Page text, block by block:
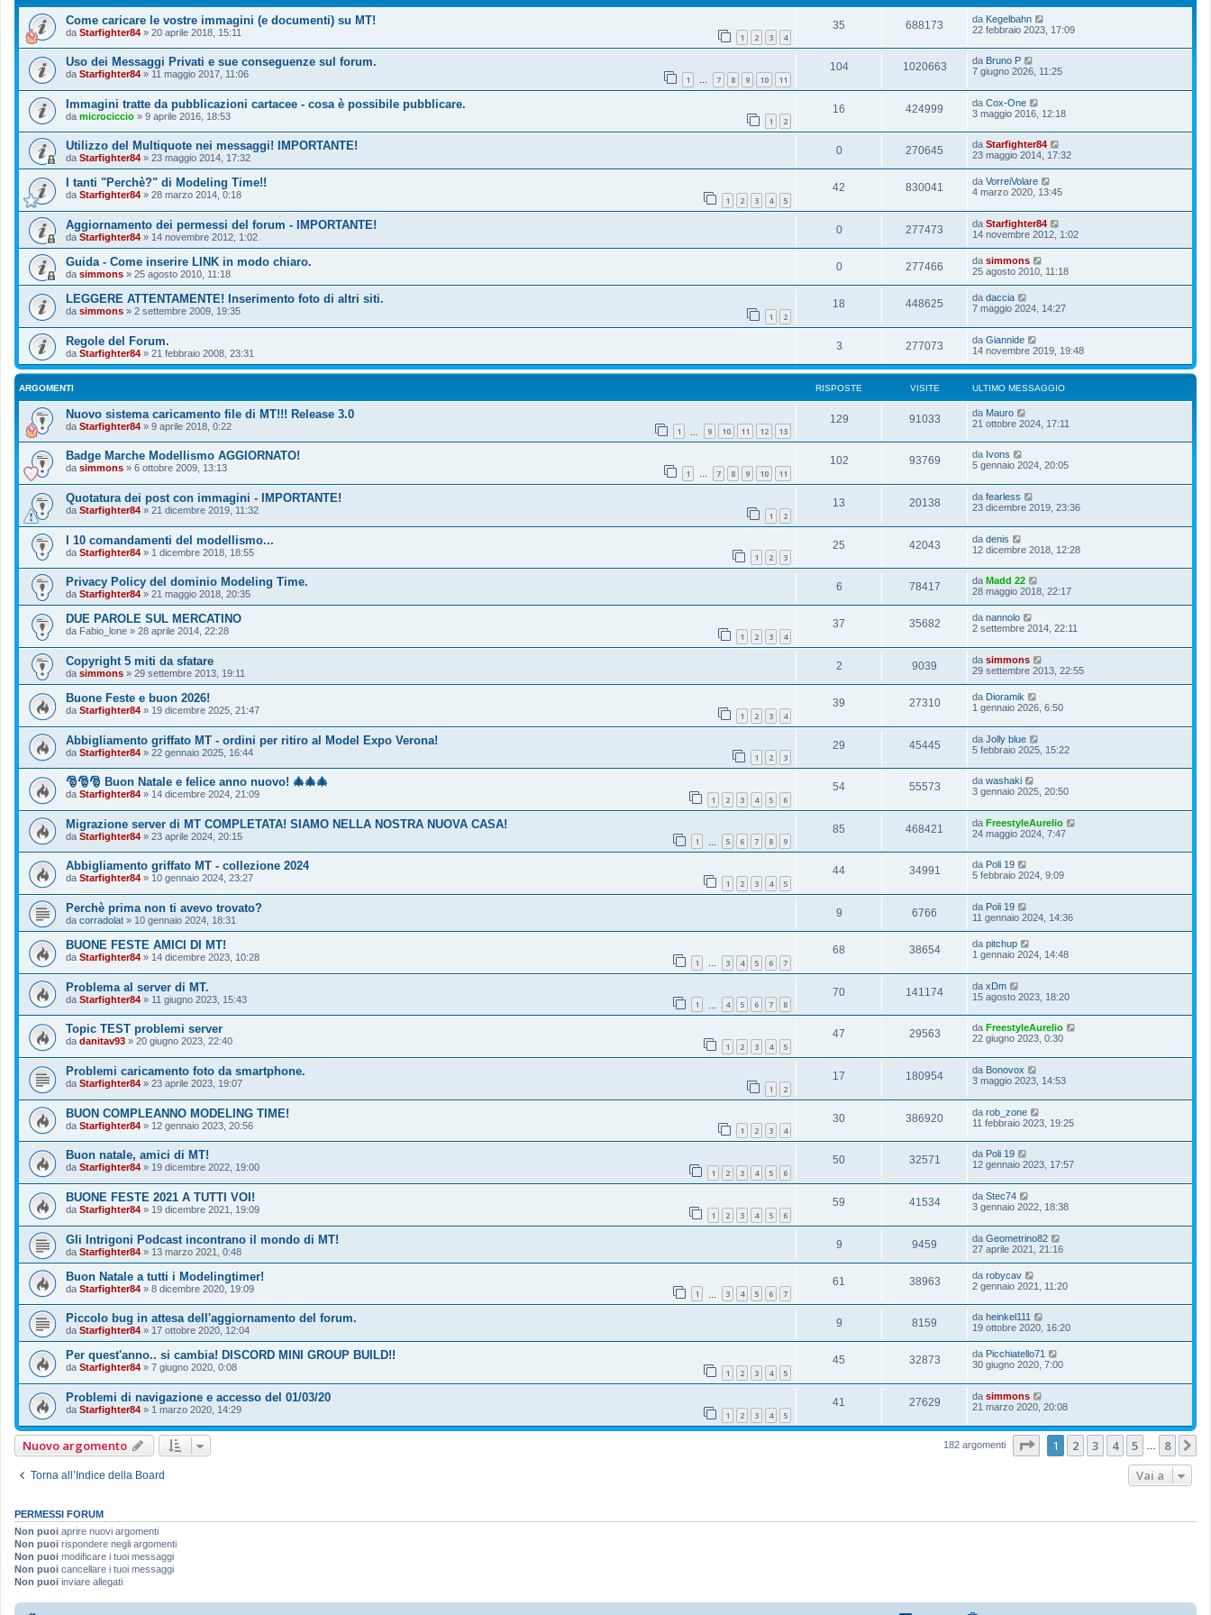
Come caricare le vostre immagini (e documenti) su MT!
da Starfighter84 » 20 aprile 2018, 15:11 1 2 3 4
35 688173 da Kegelbahn
22 febbraio 2023, 17:09
Uso dei Messaggi Privati e sue conseguenze sul forum.
da Starfighter84 » 11 maggio 2017, 11:06 1 … 7 8 9 10 11
104 1020663 da Bruno P
7 giugno 2026, 11:25
Immagini tratte da pubblicazioni cartacee - cosa è possibile pubblicare.
da microciccio » 9 aprile 2016, 18:53 1 2
16 424999 da Cox-One
3 maggio 2016, 12:18
Utilizzo del Multiquote nei messaggi! IMPORTANTE!
da Starfighter84 » 23 maggio 2014, 17:32
0 270645 da Starfighter84
23 maggio 2014, 17:32
I tanti "Perchè?" di Modeling Time!!
da Starfighter84 » 28 marzo 2014, 0:18 1 2 3 4 5
42 830041 da VorreiVolare
4 marzo 2020, 13:45
Aggiornamento dei permessi del forum - IMPORTANTE!
da Starfighter84 » 14 novembre 2012, 1:02
0 277473 da Starfighter84
14 novembre 2012, 1:02
Guida - Come inserire LINK in modo chiaro.
da simmons » 25 agosto 2010, 11:18
0 277466 da simmons
25 agosto 2010, 11:18
LEGGERE ATTENTAMENTE! Inserimento foto di altri siti.
da simmons » 2 settembre 2009, 19:35 1 2
18 448625 da daccia
7 maggio 2024, 14:27
Regole del Forum.
da Starfighter84 » 21 febbraio 2008, 23:31
3 277073 da Giannide
14 novembre 2019, 19:48
ARGOMENTI RISPOSTE VISITE ULTIMO MESSAGGIO
Nuovo sistema caricamento file di MT!!! Release 3.0
da Starfighter84 » 9 aprile 2018, 0:22 1 9 10 11 12 13
129 91033 da Mauro
21 ottobre 2024, 17:11
Badge Marche Modellismo AGGIORNATO!
da simmons » 6 ottobre 2009, 13:13 1 … 7 8 9 10 11
102 93769 da Ivons
5 gennaio 2024, 20:05
Quotatura dei post con immagini - IMPORTANTE!
da Starfighter84 » 21 dicembre 2019, 11:32 1 2
13 20138 da fearless
23 dicembre 2019, 23:36
I 10 comandamenti del modellismo...
da Starfighter84 » 1 dicembre 2018, 18:55 1 2 3
25 42043 da denis
12 dicembre 2018, 12:28
Privacy Policy del dominio Modeling Time.
da Starfighter84 » 21 maggio 2018, 20:35
6 78417 da Madd 22
28 maggio 2018, 22:17
DUE PAROLE SUL MERCATINO
da Fabio_lone » 28 aprile 2014, 22:28 1 2 3 4
37 35682 da nannolo
2 settembre 2014, 22:11
Copyright 5 miti da sfatare
da simmons » 29 settembre 2013, 19:11
2 9039 da simmons
29 settembre 2013, 22:55
Buone Feste e buon 2026!
da Starfighter84 » 19 dicembre 2025, 21:47 1 2 3 4
39 27310 da Dioramik
1 gennaio 2026, 6:50
Abbigliamento griffato MT - ordini per ritiro al Model Expo Verona!
da Starfighter84 » 22 gennaio 2025, 16:44 1 2 3
29 45445 da Jolly blue
5 febbraio 2025, 15:22
🎅🎅🎅 Buon Natale e felice anno nuovo! 🎄🎄🎄
da Starfighter84 » 14 dicembre 2024, 21:09 1 2 3 4 5 6
54 55573 da washaki
3 gennaio 2025, 20:50
Migrazione server di MT COMPLETATA! SIAMO NELLA NOSTRA NUOVA CASA!
da Starfighter84 » 23 aprile 2024, 20:15 1 5 6 7 8 9
85 468421 da FreestyleAurelio
24 maggio 2024, 7:47
Abbigliamento griffato MT - collezione 2024
da Starfighter84 » 10 gennaio 2024, 23:27 1 2 3 4 5
44 34991 da Poli 19
5 febbraio 2024, 9:09
Perchè prima non ti avevo trovato?
da corradolat » 10 gennaio 2024, 18:31
9 6766 da Poli 19
11 gennaio 2024, 14:36
BUONE FESTE AMICI DI MT!
da Starfighter84 » 14 dicembre 2023, 10:28 1 … 3 4 5 6 7
68 38654 da pitchup
1 gennaio 2024, 14:48
Problema al server di MT.
da Starfighter84 » 11 giugno 2023, 15:43 1 4 5 6 7 8
70 141174 da xDm
15 agosto 2023, 18:20
Topic TEST problemi server
da danitav93 » 20 giugno 2023, 22:40 1 2 3 4 5
47 29563 da FreestyleAurelio
22 giugno 2023, 0:30
Problemi caricamento foto da smartphone.
da Starfighter84 » 23 aprile 2023, 19:07 1 2
17 180954 da Bonovox
3 maggio 2023, 14:53
BUON COMPLEANNO MODELING TIME!
da Starfighter84 » 12 gennaio 2023, 20:56 1 2 3 4
30 386920 da rob_zone
11 febbraio 2023, 19:25
Buon natale, amici di MT!
da Starfighter84 » 19 dicembre 2022, 19:00 1 2 3 4 5 6
50 32571 da Poli 19
12 gennaio 2023, 17:57
BUONE FESTE 2021 A TUTTI VOI!
da Starfighter84 » 19 dicembre 2021, 19:09 1 2 3 4 5 6
59 41534 da Stec74
3 gennaio 2022, 18:38
Gli Intrigoni Podcast incontrano il mondo di MT!
da Starfighter84 » 13 marzo 2021, 0:48
9 9459 da Geometrino82
27 aprile 2021, 21:16
Buon Natale a tutti i Modelingtimer!
da Starfighter84 » 8 dicembre 2020, 19:09 1 3 4 5 6 7
61 38963 da robycav
2 gennaio 2021, 11:20
Piccolo bug in attesa dell'aggiornamento del forum.
da Starfighter84 » 17 ottobre 2020, 12:04
9 8159 da heinkel111
19 ottobre 2020, 16:20
Per quest'anno.. si cambia! DISCORD MINI GROUP BUILD!!
da Starfighter84 » 7 giugno 2020, 0:08 1 2 3 4 5
45 32873 da Picchiatello71
30 giugno 2020, 7:00
Problemi di navigazione e accesso del 01/03/20
da Starfighter84 » 1 marzo 2020, 14:29 1 2 3 4 5
41 27629 da simmons
21 marzo 2020, 20:08
Nuovo argomento 182 argomenti Pagina di
1 2 3 4 5 8
Torna all’Indice della Board Vai a
PERMESSI FORUM
Non puoi aprire nuovi argomenti
Non puoi rispondere negli argomenti
Non puoi modificare i tuoi messaggi
Non puoi cancellare i tuoi messaggi
Non puoi inviare allegati